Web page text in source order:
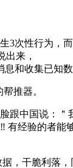
性行为，而
出来，
收集已知数
推器。
中国说：＂
有经验的者
，干脆利落